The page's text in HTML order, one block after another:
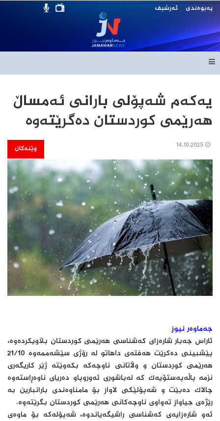
پەیوەندی ئەرشیف
یەكەم شەپۆلی بارانی ئەمساڵ
هەرێمی كوردستان دەگرێتەوە
وێنەکان
جەماوەر نیوز
ئاراس جەبار شارەزای كەشناسی هەرێمی كوردستان بڵاویكردەوە،
پێشبینی دەكرێت هەفتەی داهاتو لە رۆژی سێشەممەوە 21/10
هەرێمی كوردستان و وڵاتانی ناوچەكە بكەوێتە ژێر كاریگەری
نزمە پاڵەپەستۆیەك كە لەباشوری ئەوروپاو دەریای ناوەڕاستەوە
چالاك دەبێت و شەپۆلێكی لاواز بۆ مامناوەندی بارانبارین بە
رێژەی جیاواز تەواوی ناوچەكانی هەرێمی كوردستان بگرێتەوە.
ئەو شارەزایەی كەشناسی راشیگەیاندوە، شەپۆلەكە بۆ ماوەی